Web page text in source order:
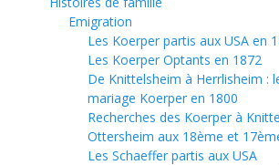
Emigration
Les Koerper partis aux USA en
Les Koerper Optants en 1872
De Knittelsheim à Herrlisheim :
mariage Koerper en 1800
Recherches des Koerper à
Ottersheim aux 18ème et
Les Schaeffer partis aux USA